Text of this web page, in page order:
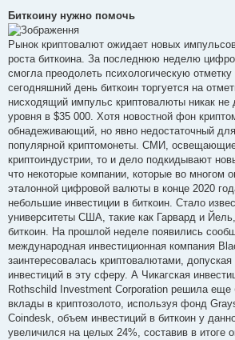
в
і
д
о
л
е
н
я
Биткоину нужно помочь
Рынок криптовалют ожидает новых
роста биткоина. За последнюю неделю
смогла преодолеть психологическую
сегодняшний день биткоин торгуется на
нисходящий импульс криптовалюты никак не
уровня в $35 000. Хотя новостной фон
обнадеживающий, но явно недостаточный
популярной криптомонеты. СМИ,
криптоиндустрии, то и дело подкидывают
что некоторые компании, которые во многом
эталонной цифровой валюты в конце 2020
небольшие инвестиции в биткоин. Стало
университеты США, такие как Гарвард и
биткоин. На прошлой неделе появились
международная инвестиционная компания
заинтересовалась криптовалютами,
инвестиций в эту сферу. А Чикагская
Rothschild Investment Corporation решила еще
вклады в криптозолото, используя фонд
Coindesk, объем инвестиций в биткоин у
увеличился на целых 24%, составив в итоге